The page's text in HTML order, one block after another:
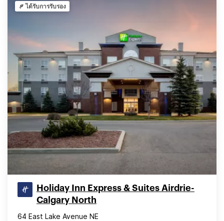
ได้รับการรับรอง
Holiday Inn Express & Suites Airdrie-
Calgary North
64 East Lake Avenue NE